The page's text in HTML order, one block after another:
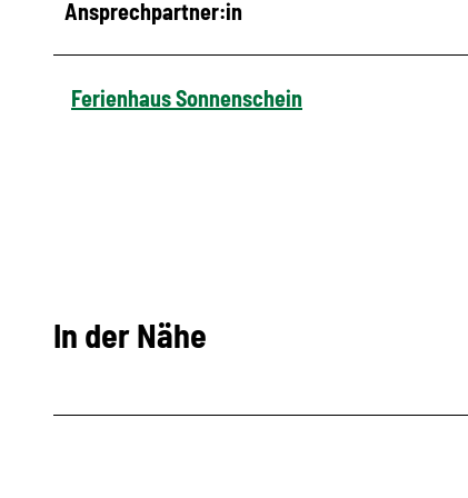
Ansprechpartner:in
Ferienhaus Sonnenschein
In der Nähe